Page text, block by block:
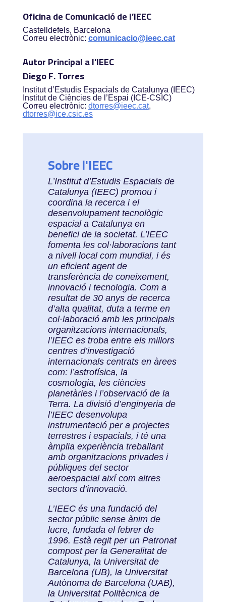
Oficina de Comunicació de l’IEEC
Castelldefels, Barcelona
Correu electrònic: comunicacio@ieec.cat
Autor Principal a l’IEEC
Diego F. Torres
Institut d’Estudis Espacials de Catalunya (IEEC)
Institut de Ciències de l’Espai (ICE-CSIC)
Correu electrònic: dtorres@ieec.cat,
dtorres@ice.csic.es
Sobre l'IEEC
L’Institut d’Estudis Espacials de
Catalunya (IEEC) promou i
coordina la recerca i el
desenvolupament tecnològic
espacial a Catalunya en
benefici de la societat. L’IEEC
fomenta les col·laboracions tant
a nivell local com mundial, i és
un eficient agent de
transferència de coneixement,
innovació i tecnologia. Com a
resultat de 30 anys de recerca
d’alta qualitat, duta a terme en
col·laboració amb les principals
organitzacions internacionals,
l’IEEC es troba entre els millors
centres d’investigació
internacionals centrats en àrees
com: l’astrofísica, la
cosmologia, les ciències
planetàries i l’observació de la
Terra. La divisió d’enginyeria de
l’IEEC desenvolupa
instrumentació per a projectes
terrestres i espacials, i té una
àmplia experiència treballant
amb organitzacions privades i
públiques del sector
aeroespacial així com altres
sectors d’innovació.
L’IEEC és una fundació del
sector públic sense ànim de
lucre, fundada el febrer de
1996. Està regit per un Patronat
compost per la Generalitat de
Catalunya, la Universitat de
Barcelona (UB), la Universitat
Autònoma de Barcelona (UAB),
la Universitat Politècnica de